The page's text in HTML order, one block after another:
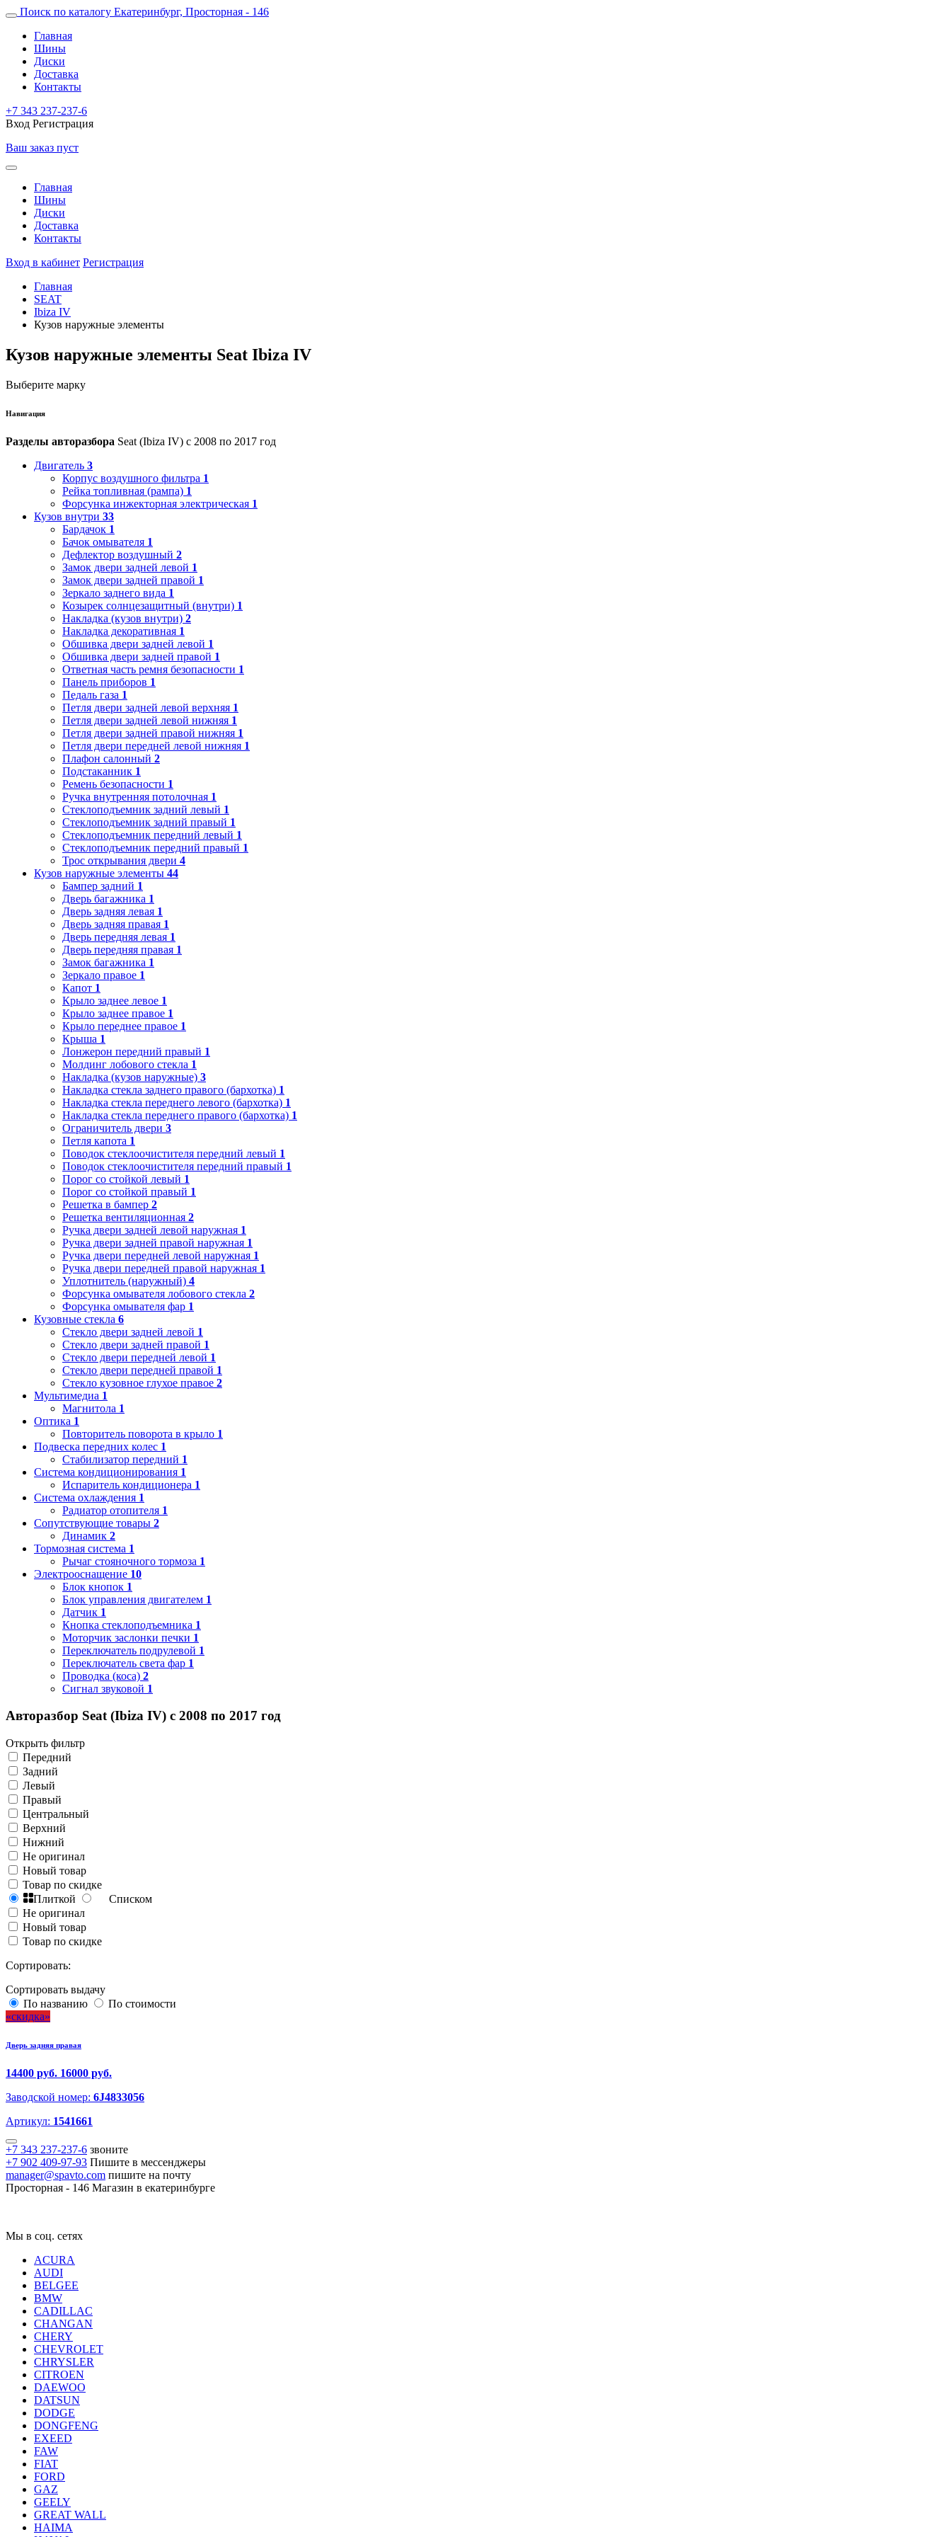
Поиск по каталогу Екатеринбург, Просторная - 146
Главная
Шины
Диски
Доставка
Контакты
+7 343 237-237-6
Вход Регистрация
Ваш заказ пуст
Главная
Шины
Диски
Доставка
Контакты
Вход в кабинет Регистрация
Главная
SEAT
Ibiza IV
Кузов наружные элементы
Кузов наружные элементы Seat Ibiza IV
Выберите марку
Навигация
Разделы авторазбора Seat (Ibiza IV) с 2008 по 2017 год
Двигатель 3
Корпус воздушного фильтра 1
Рейка топливная (рампа) 1
Форсунка инжекторная электрическая 1
Кузов внутри 33
Бардачок 1
Бачок омывателя 1
Дефлектор воздушный 2
Замок двери задней левой 1
Замок двери задней правой 1
Зеркало заднего вида 1
Козырек солнцезащитный (внутри) 1
Накладка (кузов внутри) 2
Накладка декоративная 1
Обшивка двери задней левой 1
Обшивка двери задней правой 1
Ответная часть ремня безопасности 1
Панель приборов 1
Педаль газа 1
Петля двери задней левой верхняя 1
Петля двери задней левой нижняя 1
Петля двери задней правой нижняя 1
Петля двери передней левой нижняя 1
Плафон салонный 2
Подстаканник 1
Ремень безопасности 1
Ручка внутренняя потолочная 1
Стеклоподъемник задний левый 1
Стеклоподъемник задний правый 1
Стеклоподъемник передний левый 1
Стеклоподъемник передний правый 1
Трос открывания двери 4
Кузов наружные элементы 44
Бампер задний 1
Дверь багажника 1
Дверь задняя левая 1
Дверь задняя правая 1
Дверь передняя левая 1
Дверь передняя правая 1
Замок багажника 1
Зеркало правое 1
Капот 1
Крыло заднее левое 1
Крыло заднее правое 1
Крыло переднее правое 1
Крыша 1
Лонжерон передний правый 1
Молдинг лобового стекла 1
Накладка (кузов наружные) 3
Накладка стекла заднего правого (бархотка) 1
Накладка стекла переднего левого (бархотка) 1
Накладка стекла переднего правого (бархотка) 1
Ограничитель двери 3
Петля капота 1
Поводок стеклоочистителя передний левый 1
Поводок стеклоочистителя передний правый 1
Порог со стойкой левый 1
Порог со стойкой правый 1
Решетка в бампер 2
Решетка вентиляционная 2
Ручка двери задней левой наружная 1
Ручка двери задней правой наружная 1
Ручка двери передней левой наружная 1
Ручка двери передней правой наружная 1
Уплотнитель (наружный) 4
Форсунка омывателя лобового стекла 2
Форсунка омывателя фар 1
Кузовные стекла 6
Стекло двери задней левой 1
Стекло двери задней правой 1
Стекло двери передней левой 1
Стекло двери передней правой 1
Стекло кузовное глухое правое 2
Мультимедиа 1
Магнитола 1
Оптика 1
Повторитель поворота в крыло 1
Подвеска передних колес 1
Стабилизатор передний 1
Система кондиционирования 1
Испаритель кондиционера 1
Система охлаждения 1
Радиатор отопителя 1
Сопутствующие товары 2
Динамик 2
Тормозная система 1
Рычаг стояночного тормоза 1
Электрооснащение 10
Блок кнопок 1
Блок управления двигателем 1
Датчик 1
Кнопка стеклоподъемника 1
Моторчик заслонки печки 1
Переключатель подрулевой 1
Переключатель света фар 1
Проводка (коса) 2
Сигнал звуковой 1
Авторазбор Seat (Ibiza IV) с 2008 по 2017 год
Открыть фильтр
Передний
Задний
Левый
Правый
Центральный
Верхний
Нижний
Не оригинал
Новый товар
Товар по скидке
Плиткой
Списком
Не оригинал
Новый товар
Товар по скидке
Сортировать:
Сортировать выдачу
По названию
По стоимости
скидка
Дверь задняя правая
14400 руб. 16000 руб.
Заводской номер: 6J4833056
Артикул: 1541661
+7 343 237-237-6 звоните
+7 902 409-97-93 Пишите в мессенджеры
manager@spavto.com пишите на почту
Просторная - 146 Магазин в екатеринбурге
Мы в соц. сетях
ACURA
AUDI
BELGEE
BMW
CADILLAC
CHANGAN
CHERY
CHEVROLET
CHRYSLER
CITROEN
DAEWOO
DATSUN
DODGE
DONGFENG
EXEED
FAW
FIAT
FORD
GAZ
GEELY
GREAT WALL
HAIMA